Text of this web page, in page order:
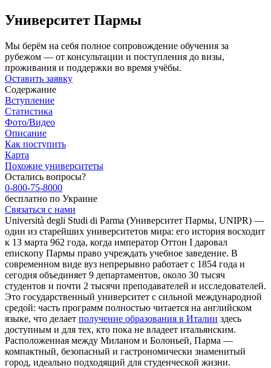
Университет Пармы
Мы берём на себя полное сопровождение обучения за
рубежом — от консультации и поступления до визы,
проживания и поддержки во время учёбы.
Оставить заявку
Содержание
Вступление
Статистика
Фото/Видео
Описание
Как поступить
Карта
Похожие университеты
Остались вопросы?
0-800-75-8000
бесплатно по Украине
Связаться с нами
Università degli Studi di Parma (Университет Пармы, UNIPR) —
один из старейших университетов мира: его история восходит
к 13 марта 962 года, когда император Оттон I даровал
епископу Пармы право учреждать учебное заведение. В
современном виде вуз непрерывно работает с 1854 года и
сегодня объединяет 9 департаментов, около 30 тысяч
студентов и почти 2 тысячи преподавателей и исследователей.
Это государственный университет с сильной международной
средой: часть программ полностью читается на английском
языке, что делает получение образования в Италии здесь
доступным и для тех, кто пока не владеет итальянским.
Расположенная между Миланом и Болоньей, Парма —
компактный, безопасный и гастрономически знаменитый
город, идеально подходящий для студенческой жизни.